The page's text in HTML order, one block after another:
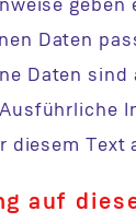
Daten
Daten
diesem
auf